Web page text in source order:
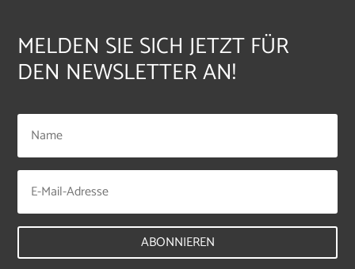
MELDEN SIE SICH JETZT FÜR
DEN NEWSLETTER AN!
ABONNIEREN